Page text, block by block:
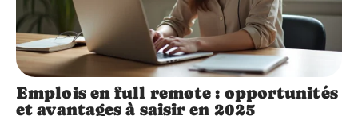
Emplois en full remote : opportunités
et avantages à saisir en 2025